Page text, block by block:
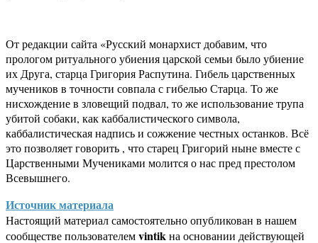
От редакции сайта «Русский монархист добавим, что
прологом ритуального убиения царской семьи было убиение
их Друга, старца Григория Распутина. Гибель царственных
мучеников в точности совпала с гибелью Старца. То же
нисхождение в зловещий подвал, то же использование трупа
убитой собаки, как каббалистического символа,
каббалистическая надпись и сожжение честных останков. Всё
это позволяет говорить , что старец Григорий ныне вместе с
Царственными Мучениками молится о нас пред престолом
Всевышнего.
Источник материала
Настоящий материал самостоятельно опубликован в нашем
сообществе пользователемvintikна основании действующей